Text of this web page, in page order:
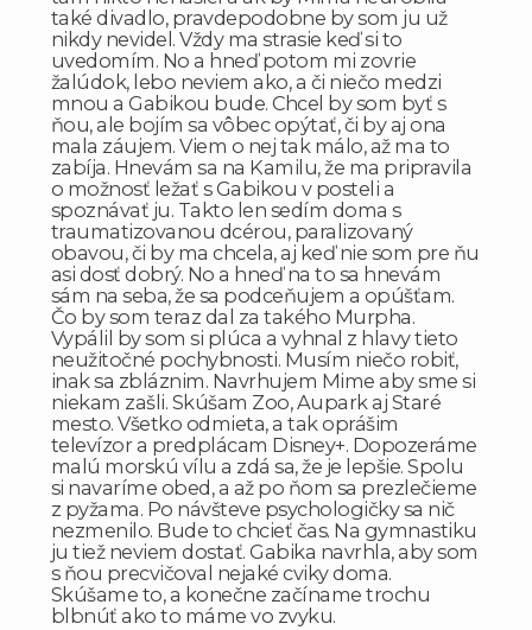
také divadlo, pravdepodobne by som ju už
nikdy nevidel. Vždy ma strasie keď si to
uvedomím. No a hneď potom mi zovrie
žalúdok, lebo neviem ako, a či niečo medzi
mnou a Gabikou bude. Chcel by som byť s
ňou, ale bojím sa vôbec opýtať, či by aj ona
mala záujem. Viem o nej tak málo, až ma to
zabíja. Hnevám sa na Kamilu, že ma pripravila
o možnosť ležať s Gabikou v posteli a
spoznávať ju. Takto len sedím doma s
traumatizovanou dcérou, paralizovaný
obavou, či by ma chcela, aj keď nie som pre ňu
asi dosť dobrý. No a hneď na to sa hnevám
sám na seba, že sa podceňujem a opúšťam.
Čo by som teraz dal za takého Murpha.
Vypálil by som si plúca a vyhnal z hlavy tieto
neužitočné pochybnosti. Musím niečo robiť,
inak sa zbláznim. Navrhujem Mime aby sme si
niekam zašli. Skúšam Zoo, Aupark aj Staré
mesto. Všetko odmieta, a tak oprášim
televízor a predplácam Disney+. Dopozeráme
malú morskú vílu a zdá sa, že je lepšie. Spolu
si navaríme obed, a až po ňom sa prezlečieme
z pyžama. Po návšteve psychologičky sa nič
nezmenilo. Bude to chcieť čas. Na gymnastiku
ju tiež neviem dostať. Gabika navrhla, aby som
s ňou precvičoval nejaké cviky doma.
Skúšame to, a konečne začíname trochu
blbnúť ako to máme vo zvyku.